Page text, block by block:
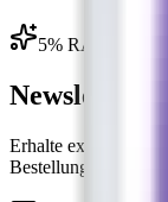
5% RABATT
Newsletter
Erhalte exklusive
Bestellung.